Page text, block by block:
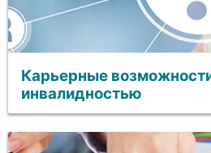
Карьерные
инвалидностью